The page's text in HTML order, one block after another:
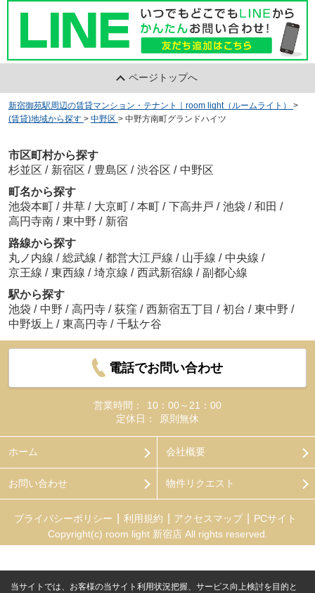
ページトップへ
新宿御苑駅周辺の賃貸マンション・テナント｜room light（ルームライト）
>
(賃貸)地域から探す > 中野区 > 中野方南町グランドハイツ
市区町村から探す
杉並区 / 新宿区 / 豊島区 / 渋谷区 / 中野区
町名から探す
池袋本町 / 井草 / 大京町 / 本町 / 下高井戸 / 池袋 / 和田 /
高円寺南 / 東中野 / 新宿
路線から探す
丸ノ内線 / 総武線 / 都営大江戸線 / 山手線 / 中央線 /
京王線 / 東西線 / 埼京線 / 西武新宿線 / 副都心線
駅から探す
池袋 / 中野 / 高円寺 / 荻窪 / 西新宿五丁目 / 初台 / 東中野 /
中野坂上 / 東高円寺 / 千駄ケ谷
電話でお問い合わせ
営業時間：
10：00～21：00
定休日：
原則無休
ホーム 会社概要
お問い合わせ 物件リクエスト
プライバシーポリシー 利用規約 アクセスマップ
PCサイト
Copyright(c) room light 新宿店 All rights reserved.
当サイトでは、お客様の当サイト利用状況把握、サービス向上検討を目的と